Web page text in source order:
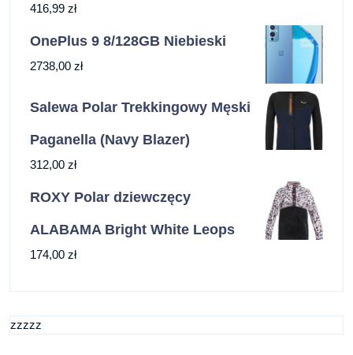
416,99 zł
OnePlus 9 8/128GB Niebieski
2738,00 zł
Salewa Polar Trekkingowy Męski
Paganella (Navy Blazer)
312,00 zł
ROXY Polar dziewczęcy
ALABAMA Bright White Leops
174,00 zł
zzzzz